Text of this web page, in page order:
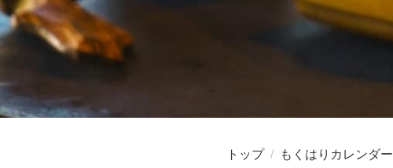
トップ / もくはりカレンダー